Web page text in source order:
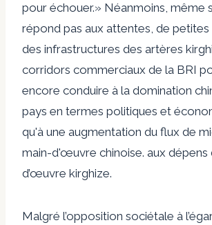
pour échouer.» Néanmoins, même
répond pas aux attentes, de
des infrastructures des artères
corridors commerciaux de la BRI
encore conduire à la domination
pays en termes politiques et
qu'à une augmentation du flux de
main-d'œuvre chinoise. aux dépens
d’œuvre kirghize.
Malgré l’opposition sociétale à